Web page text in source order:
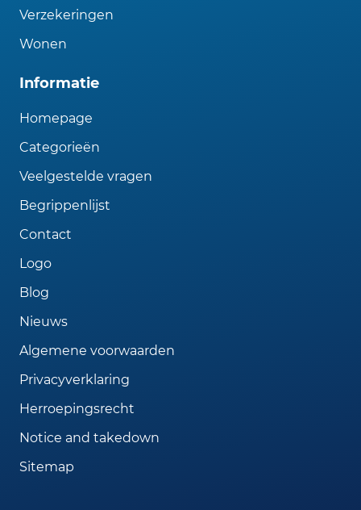
Verzekeringen
Wonen
Informatie
Homepage
Categorieën
Veelgestelde vragen
Begrippenlijst
Contact
Logo
Blog
Nieuws
Algemene voorwaarden
Privacyverklaring
Herroepingsrecht
Notice and takedown
Sitemap